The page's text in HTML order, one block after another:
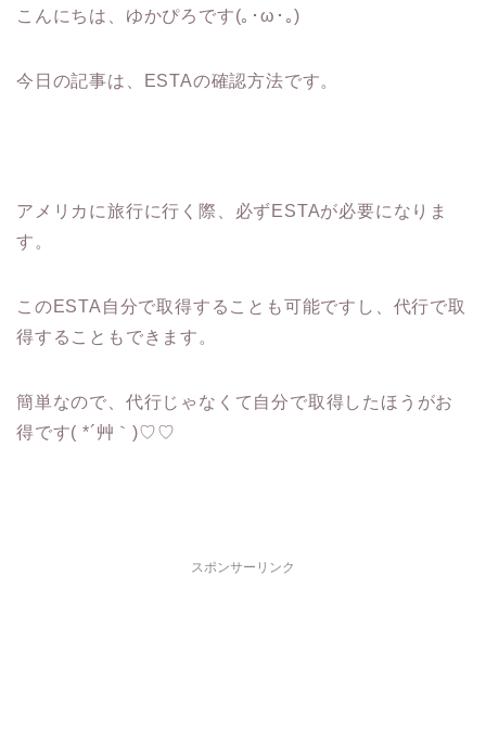
こんにちは、ゆかぴろです(｡･ω･｡)
今日の記事は、ESTAの確認方法です。
アメリカに旅行に行く際、必ずESTAが必要になりま
す。
このESTA自分で取得することも可能ですし、代行で取
得することもできます。
簡単なので、代行じゃなくて自分で取得したほうがお
得です( *´艸｀)♡♡
スポンサーリンク